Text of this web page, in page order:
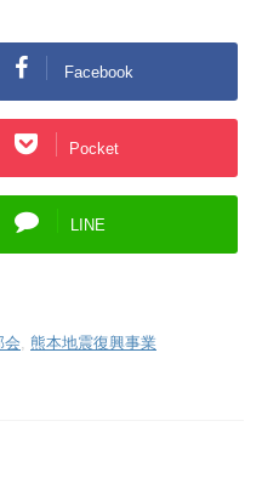
Facebook
Pocket
LINE
会 熊本地震復興事業